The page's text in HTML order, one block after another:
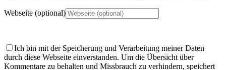
Webseite (optional)
Ich bin mit der Speicherung und Verarbeitung meiner Daten
durch diese Webseite einverstanden. Um die Übersicht über
Kommentare zu behalten und Missbrauch zu verhindern, speichert